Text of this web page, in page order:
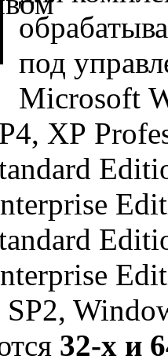
под
Microsoft
XP
32-х и